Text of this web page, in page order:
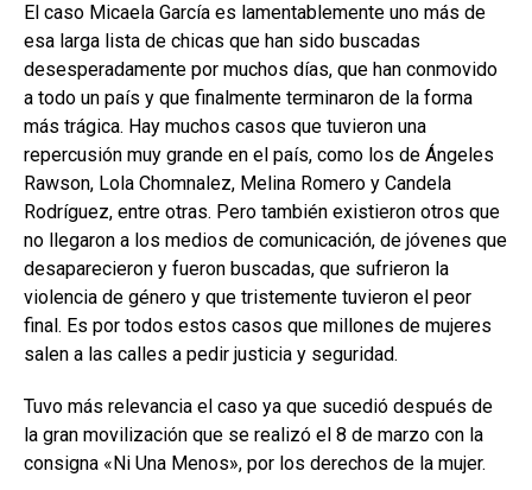
El caso Micaela García es lamentablemente uno más de
esa larga lista de chicas que han sido buscadas
desesperadamente por muchos días, que han conmovido
a todo un país y que finalmente terminaron de la forma
más trágica. Hay muchos casos que tuvieron una
repercusión muy grande en el país, como los de Ángeles
Rawson, Lola Chomnalez, Melina Romero y Candela
Rodríguez, entre otras. Pero también existieron otros que
no llegaron a los medios de comunicación, de jóvenes que
desaparecieron y fueron buscadas, que sufrieron la
violencia de género y que tristemente tuvieron el peor
final. Es por todos estos casos que millones de mujeres
salen a las calles a pedir justicia y seguridad.
Tuvo más relevancia el caso ya que sucedió después de
la gran movilización que se realizó el 8 de marzo con la
consigna «Ni Una Menos», por los derechos de la mujer.